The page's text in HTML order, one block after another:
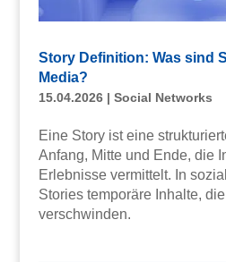
Story Definition: Was sind
Media?
15.04.2026| Social Networks
Eine Story ist eine
Anfang, Mitte und Ende, die
Erlebnisse vermittelt. In
Stories temporäre Inhalte,
verschwinden.